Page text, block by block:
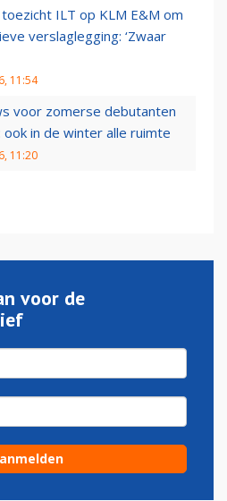
ILT op KLM E&M om
verslaglegging: ‘Zwaar
11:54
voor zomerse debutanten
ook in de winter alle ruimte
11:20
voor de